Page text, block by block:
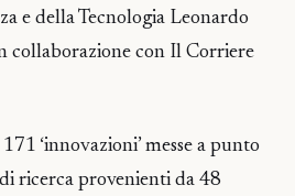
e della Tecnologia Leonardo
collaborazione con Il Corriere
‘innovazioni’ messe a punto
ricerca provenienti da 48